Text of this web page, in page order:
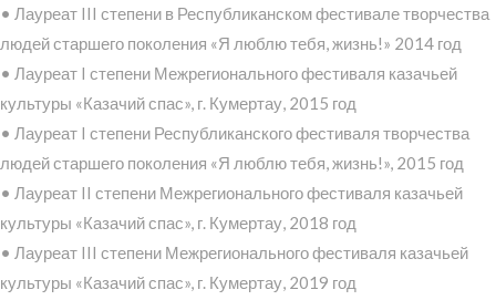
• Лауреат III степени в Республиканском фестивале творчества
людей старшего поколения «Я люблю тебя, жизнь!» 2014 год
• Лауреат I степени Межрегионального фестиваля казачьей
культуры «Казачий спас», г. Кумертау, 2015 год
• Лауреат I степени Республиканского фестиваля творчества
людей старшего поколения «Я люблю тебя, жизнь!», 2015 год
• Лауреат II степени Межрегионального фестиваля казачьей
культуры «Казачий спас», г. Кумертау, 2018 год
• Лауреат III степени Межрегионального фестиваля казачьей
культуры «Казачий спас», г. Кумертау, 2019 год